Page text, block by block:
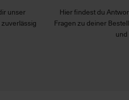
unser
Hier findest du
Fragen zu deiner
und